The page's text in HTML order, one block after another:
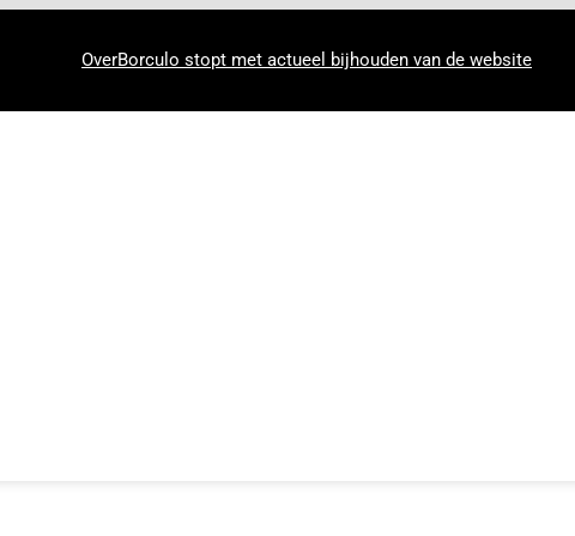
OverBorculo stopt met actueel bijhouden van de website